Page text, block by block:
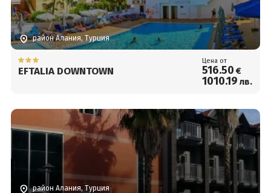
район Алания, Турция
EFTALIA DOWNTOWN
Цена от
516.50 €
1010.19 лв.
район Алания, Турция